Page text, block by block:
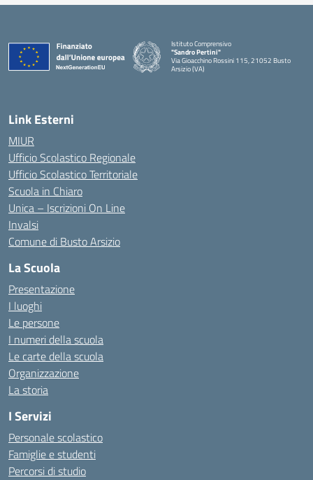
Istituto Comprensivo
"Sandro Pertini"
Via Gioacchino Rossini 115, 21052 Busto
Arsizio (VA)
Link Esterni
MIUR
Ufficio Scolastico Regionale
Ufficio Scolastico Territoriale
Scuola in Chiaro
Unica – Iscrizioni On Line
Invalsi
Comune di Busto Arsizio
La Scuola
Presentazione
I luoghi
Le persone
I numeri della scuola
Le carte della scuola
Organizzazione
La storia
I Servizi
Personale scolastico
Famiglie e studenti
Percorsi di studio